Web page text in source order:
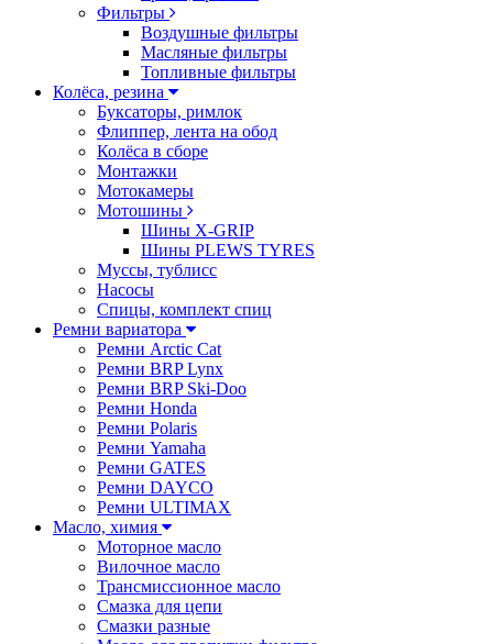
Фильтры
Воздушные фильтры
Масляные фильтры
Топливные фильтры
Колёса, резина
Буксаторы, римлок
Флиппер, лента на обод
Колёса в сборе
Монтажки
Мотокамеры
Мотошины
Шины X-GRIP
Шины PLEWS TYRES
Муссы, тублисс
Насосы
Спицы, комплект спиц
Ремни вариатора
Ремни Arctic Cat
Ремни BRP Lynx
Ремни BRP Ski-Doo
Ремни Honda
Ремни Polaris
Ремни Yamaha
Ремни GATES
Ремни DAYCO
Ремни ULTIMAX
Масло, химия
Моторное масло
Вилочное масло
Трансмиссионное масло
Смазка для цепи
Смазки разные